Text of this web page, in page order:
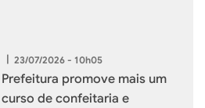
| 23/07/2026 - 10h05
Prefeitura promove mais um
curso de confeitaria e